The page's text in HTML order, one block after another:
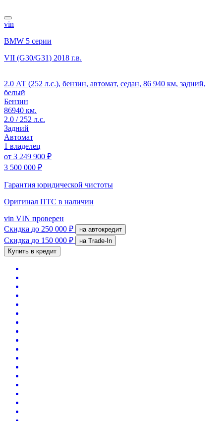
vin
BMW 5 серии
VII (G30/G31) 2018 г.в.
2.0 АТ (252 л.с.), бензин, автомат, седан, 86 940 км, задний,
белый
Бензин
86940 км.
2.0 / 252 л.с.
Задний
Автомат
1 владелец
от 3 249 900 ₽
3 500 000 ₽
Гарантия юридической чистоты
Оригинал ПТС в наличии
vin VIN проверен
Скидка до 250 000 ₽ на автокредит
Скидка до 150 000 ₽
на Trade-In
Купить в кредит